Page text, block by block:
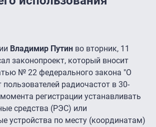
Владимир Путин во вторник, 11
законопроект, который вносит
№ 22 федерального закона "О
пользователей радиочастот в 30-
регистрации устанавливать
средства (РЭС) или
устройства по месту (координатам)